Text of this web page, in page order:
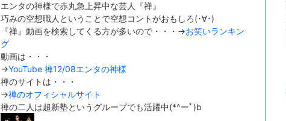
エンタの神様で赤丸急上昇中な芸人『禅』
巧みの空想職人ということで空想コントがおもしろ(･∀･)
『禅』動画を検索してくる方が多いので・・・→お笑いランキン
グ
動画は・・・
→YouTube 禅12/08エンタの神様
禅のサイトは・・・
→禅のオフィシャルサイト
禅の二人は超新塾というグループでも活躍中(*^ーﾟ)b